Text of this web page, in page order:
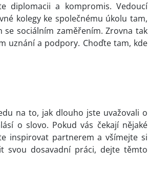
diplomacii a kompromis. Vedoucí
kolegy ke společnému úkolu tam,
sociálním zaměřením. Zrovna tak
uznání a podpory. Choďte tam, kde
na to, jak dlouho jste uvažovali o
o slovo. Pokud vás čekají nějaké
inspirovat partnerem a všímejte si
svou dosavadní práci, dejte těmto